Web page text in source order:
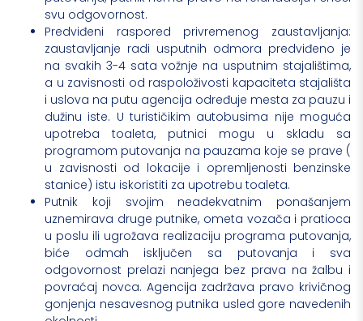
svu odgovornost.
Predviđeni raspored privremenog zaustavljanja:
zaustavljanje radi usputnih odmora predviđeno je
na svakih 3-4 sata vožnje na usputnim stajalištima,
a u zavisnosti od raspoloživosti kapaciteta stajališta
i uslova na putu agencija određuje mesta za pauzu i
dužinu iste. U turističikim autobusima nije moguća
upotreba toaleta, putnici mogu u skladu sa
programom putovanja na pauzama koje se prave (
u zavisnosti od lokacije i opremljenosti benzinske
stanice) istu iskoristiti za upotrebu toaleta.
Putnik koji svojim neadekvatnim ponašanjem
uznemirava druge putnike, ometa vozača i pratioca
u poslu ili ugrožava realizaciju programa putovanja,
biće odmah isključen sa putovanja i sva
odgovornost prelazi nanjega bez prava na žalbu i
povraćaj novca. Agencija zadržava pravo krivičnog
gonjenja nesavesnog putnika usled gore navedenih